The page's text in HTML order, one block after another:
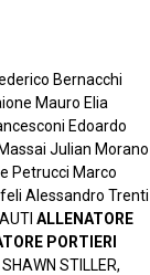
Bernacchi
Mauro Elia
Edoardo
Julian Morano
Petrucci Marco
Alessandro Trenti
ALLENATORE
PORTIERI
SHAWN STILLER,